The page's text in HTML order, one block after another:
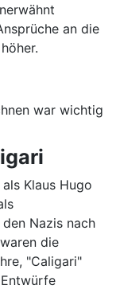
an die
Klaus Hugo
Nazis nach
die
"Caligari"